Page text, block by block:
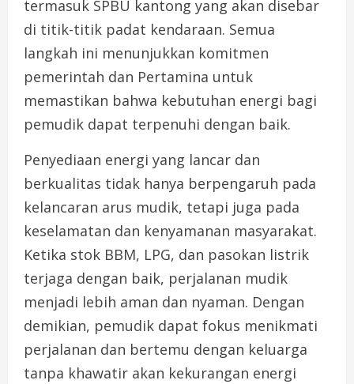
termasuk SPBU kantong yang akan disebar
di titik-titik padat kendaraan. Semua
langkah ini menunjukkan komitmen
pemerintah dan Pertamina untuk
memastikan bahwa kebutuhan energi bagi
pemudik dapat terpenuhi dengan baik.
Penyediaan energi yang lancar dan
berkualitas tidak hanya berpengaruh pada
kelancaran arus mudik, tetapi juga pada
keselamatan dan kenyamanan masyarakat.
Ketika stok BBM, LPG, dan pasokan listrik
terjaga dengan baik, perjalanan mudik
menjadi lebih aman dan nyaman. Dengan
demikian, pemudik dapat fokus menikmati
perjalanan dan bertemu dengan keluarga
tanpa khawatir akan kekurangan energi